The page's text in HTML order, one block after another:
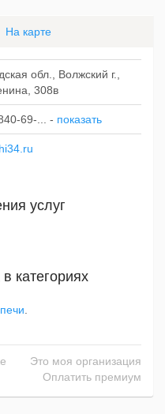
На карте
обл., Волжский г.,
308в
69-... - показать
услуг
категориях
Это моя организация
Оплатить премиум